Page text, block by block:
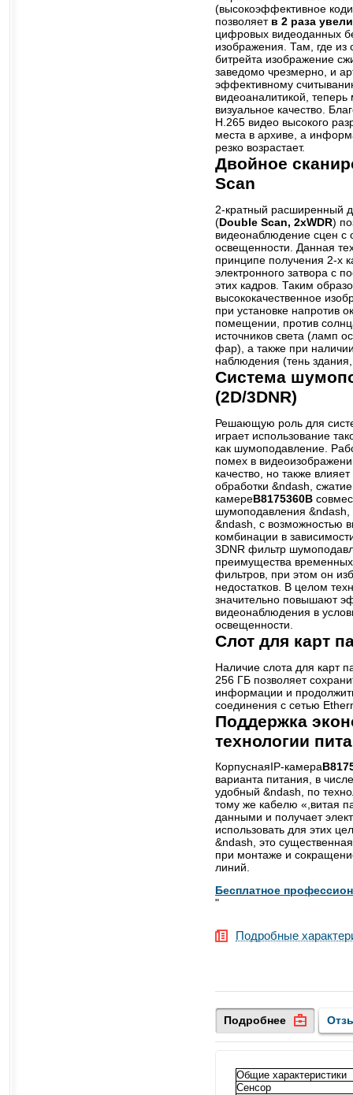
(высокоэффективное
позволяет в 2 раза
цифровых видеоданных
изображения. Там, где
битрейта изображение
заведомо чрезмерно, и
эффективному
видеоаналитикой,
визуальное качество.
H.265 видео высокого
места в архиве, а
резко возрастает.
Двойное
Scan
2-кратный расширенный
(Double Scan, 2xWDR)
видеонаблюдение сцен
освещенности. Данная
принципе получения 2-х
электронного затвора с
этих кадров. Таким
высококачественное
при установке напротив
помещении, против
источников света (ламп
фар), а также при
наблюдения (тень
Система
(2D/3DNR)
Решающую роль для
играет использование
как шумоподавление.
помех в
качество, но также
обработки &ndash,
камереB8175360B
шумоподавления
&ndash, с возможностью
комбинации в
3DNR фильтр
преимущества
фильтров, при этом он
недостатков. В целом
значительно повышают
видеонаблюдения в
освещенности.
Слот для карт
Наличие слота для карт
256 ГБ позволяет
информации и
соединения с сетью
Поддержка
технологии
КорпуснаяIP-камера
варианта питания, в
удобный &ndash, по
тому же кабелю «,витая
данными и получает
использовать для этих
&ndash, это
при монтаже и
линий.
Бесплатное
"
Подробные
Подробнее
Общие характеристики
Сенсор